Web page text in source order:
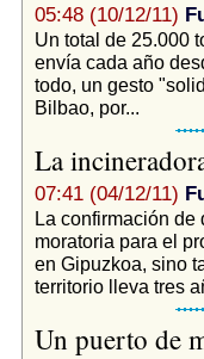
05:48 (10/12/11)
Un total de 25.000
envía cada año
todo, un gesto
Bilbao, por...
La
07:41 (04/12/11)
La confirmación de
moratoria para el
en Gipuzkoa, sino
territorio lleva tres
Un puerto de